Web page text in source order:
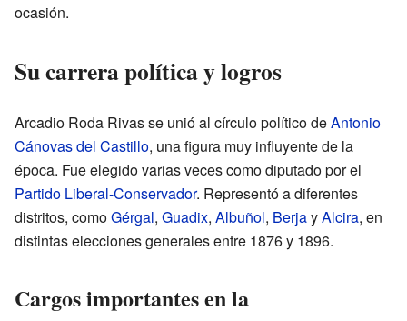
ocasión.
Su carrera política y logros
Arcadio Roda Rivas se unió al círculo político deAntonio
Cánovas del Castillo, una figura muy influyente de la
época. Fue elegido varias veces como diputado por el
Partido Liberal-Conservador. Representó a diferentes
distritos, comoGérgal, Guadix, Albuñol, BerjayAlcira, en
distintas elecciones generales entre 1876 y 1896.
Cargos importantes en la